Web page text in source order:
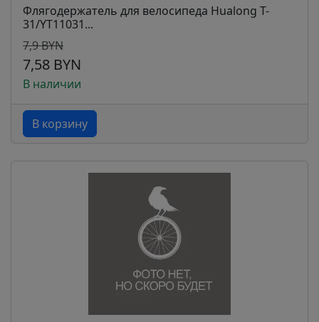
Флягодержатель для велосипеда Hualong T-
31/YT11031...
7,9 BYN
7,58 BYN
В наличии
В корзину